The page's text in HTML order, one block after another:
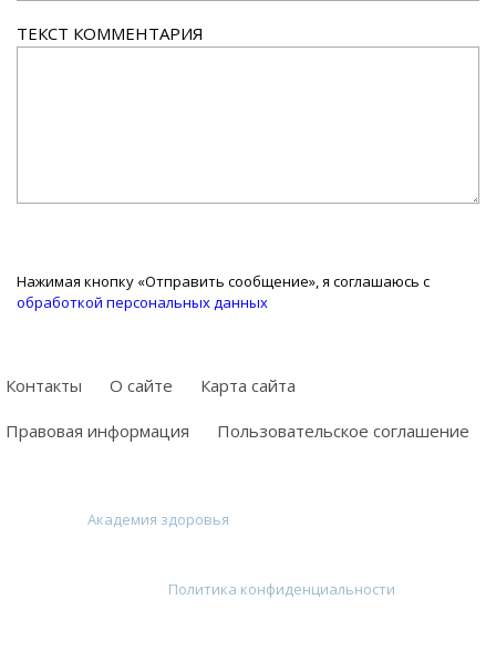
ТЕКСТ КОММЕНТАРИЯ
Нажимая кнопку «Отправить сообщение», я соглашаюсь с
обработкой персональных данных
Контакты О сайте Карта сайта
Правовая информация Пользовательское соглашение
Академия здоровья
Политика конфиденциальности